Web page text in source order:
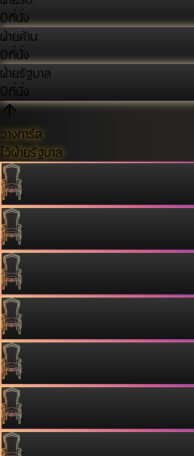
0ที่นั่ง
ฝ่ายค้าน
0ที่นั่ง
ฝ่ายรัฐบาล
0ที่นั่ง
วางการ์ด
ไว้ฝ่ายรัฐบาล